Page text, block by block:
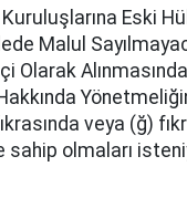
Eski
Malul
Olarak
veya (ğ)
sahip olmaları